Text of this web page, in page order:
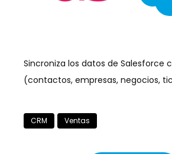
Sincroniza los datos de Salesforce
(contactos, empresas, negocios,
CRM Ventas